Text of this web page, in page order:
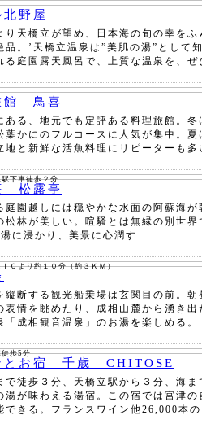
北野屋
り天橋立が望め、日本海の旬の幸を
品。’天橋立温泉は”美肌の湯”として
る庭園露天風呂で、上質な温泉を、ぜ
館 鳥喜
ある、地元でも定評ある料理旅館。
葉かにのフルコースに人気が集中。
地と新鮮な活魚料理にリピーターも多
下車徒歩２分
松露亭
庭園越しには穏やかな水面の阿蘇海
松林が美しい。喧騒とは無縁の別世
に浸かり、美景に心潤す
Ｃより約１０分（約３ＫＭ）
縦断する観光船乗場は玄関目の前。
表情を眺めたり、成相山麓から湧き
「成相観音温泉」のお湯を楽しめる。
徒歩5分
とお宿 千歳 CHITOSE
で徒歩３分、天橋立駅から３分、海
湯が味わえる湯宿。この宿では宮津
できる。フランスワイン他26,000本